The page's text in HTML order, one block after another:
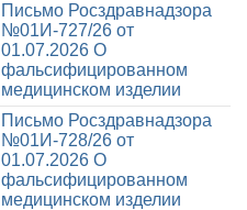
Письмо Росздравнадзора
№01И-727/26 от
01.07.2026 О
фальсифицированном
медицинском изделии
Письмо Росздравнадзора
№01И-728/26 от
01.07.2026 О
фальсифицированном
медицинском изделии